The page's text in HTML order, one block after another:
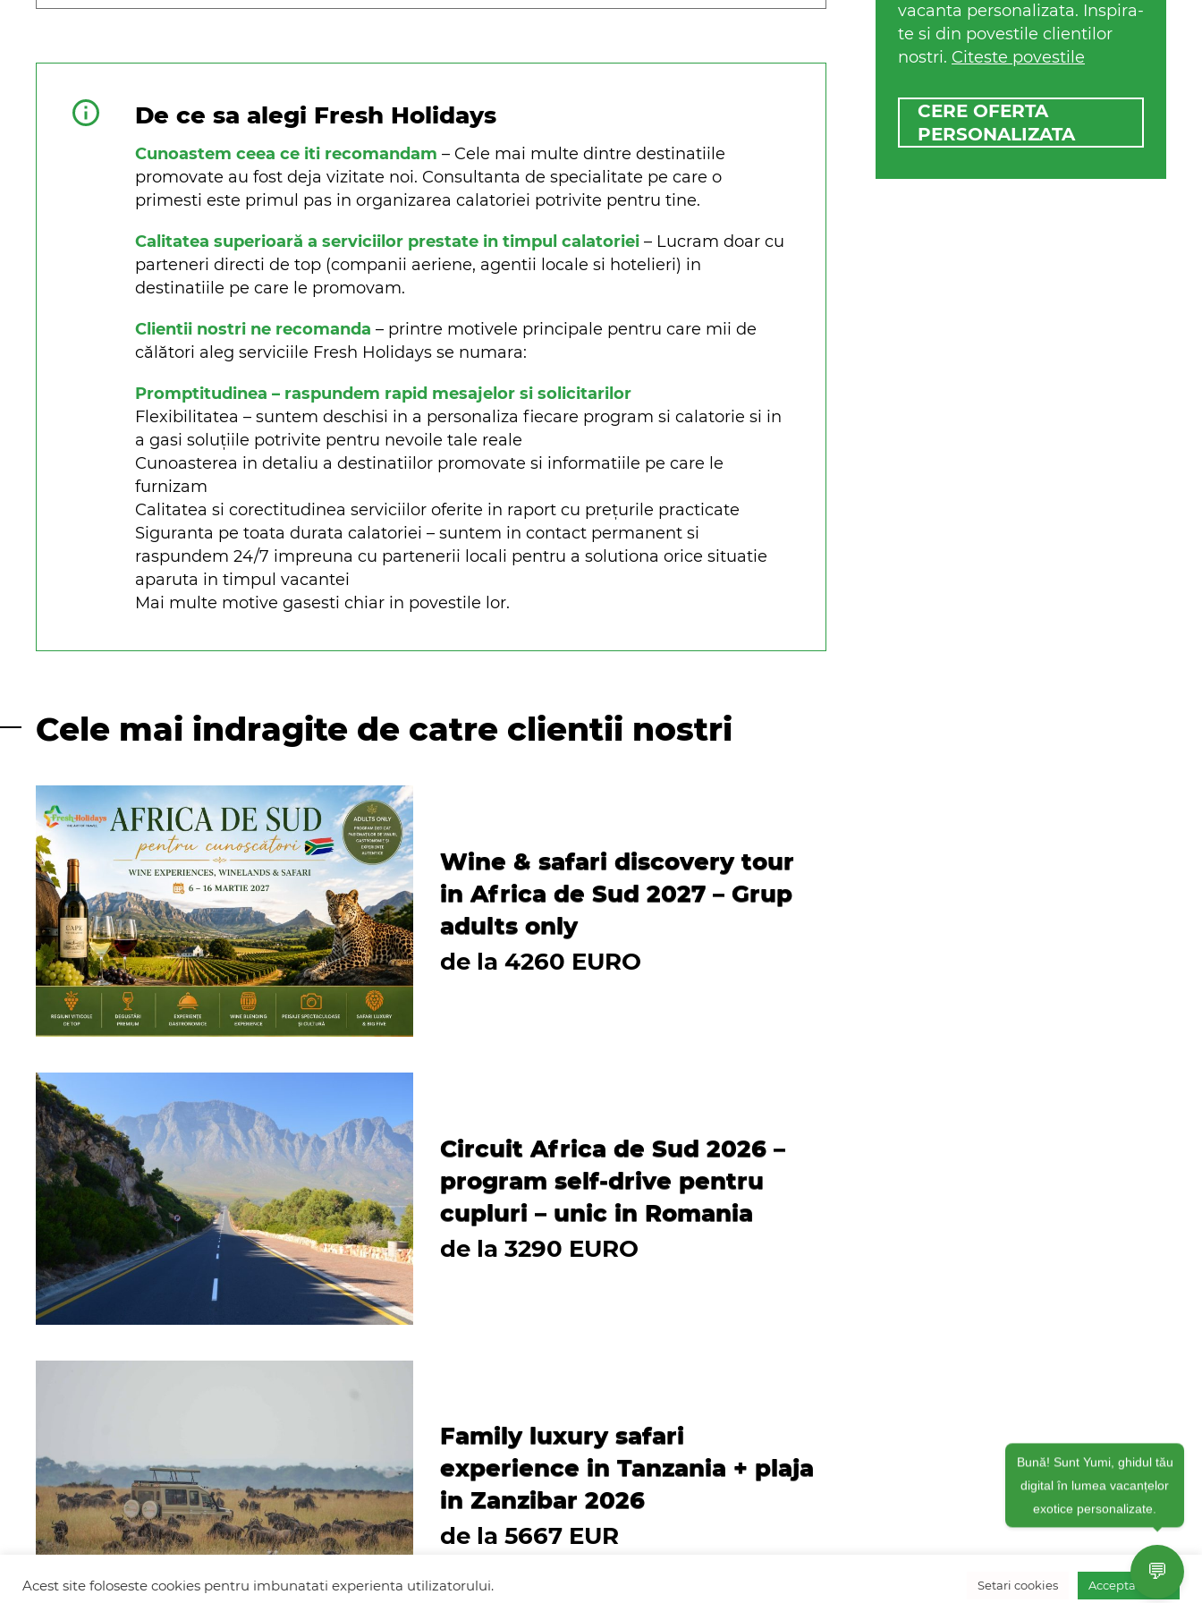
De ce sa alegi Fresh Holidays
Cunoastem ceea ce iti recomandam – Cele mai multe dintre destinatiile
promovate au fost deja vizitate noi. Consultanta de specialitate pe care o
primesti este primul pas in organizarea calatoriei potrivite pentru tine.
Calitatea superioară a serviciilor prestate in timpul calatoriei – Lucram doar cu
parteneri directi de top (companii aeriene, agentii locale si hotelieri) in
destinatiile pe care le promovam.
Clientii nostri ne recomanda – printre motivele principale pentru care mii de
călători aleg serviciile Fresh Holidays se numara:
Promptitudinea – raspundem rapid mesajelor si solicitarilor
Flexibilitatea – suntem deschisi in a personaliza fiecare program si calatorie si in
a gasi soluțiile potrivite pentru nevoile tale reale
Cunoasterea in detaliu a destinatiilor promovate si informatiile pe care le
furnizam
Calitatea si corectitudinea serviciilor oferite in raport cu prețurile practicate
Siguranta pe toata durata calatoriei – suntem in contact permanent si
raspundem 24/7 impreuna cu partenerii locali pentru a solutiona orice situatie
aparuta in timpul vacantei
Mai multe motive gasesti chiar in povestile lor.
Cele mai indragite de catre clientii nostri
Wine & safari discovery tour
in Africa de Sud 2027 – Grup
adults only
de la 4260 EURO
Circuit Africa de Sud 2026 –
program self-drive pentru
cupluri – unic in Romania
de la 3290 EURO
Family luxury safari
experience in Tanzania + plaja
in Zanzibar 2026
de la 5667 EUR
vacanta personalizata. Inspira-
te si din povestile clientilor
nostri. Citeste povestile
CERE OFERTA
PERSONALIZATA
Acest site foloseste cookies pentru imbunatati experienta utilizatorului. Setari cookies Accepta toate
💬
Bună! Sunt Yumi, ghidul tău
digital în lumea vacanțelor
exotice personalizate.